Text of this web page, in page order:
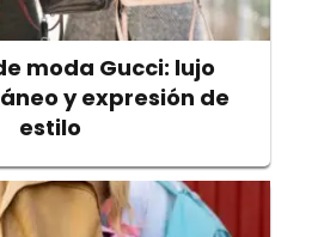
moda Gucci: lujo
y expresión de
estilo